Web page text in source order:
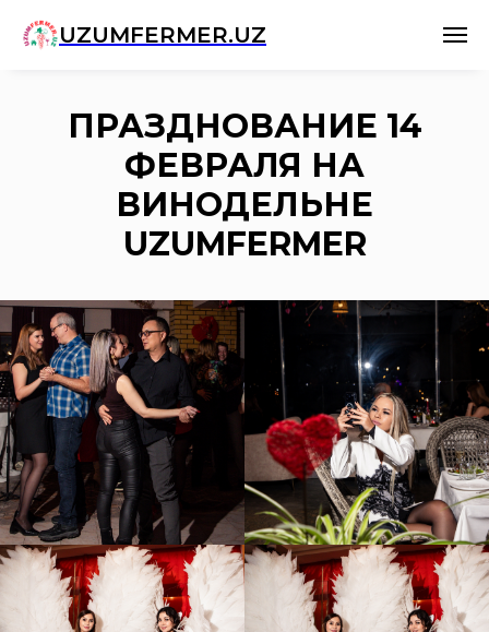
UZUMFERMER.UZ
ПРАЗДНОВАНИЕ 14
ФЕВРАЛЯ НА
ВИНОДЕЛЬНЕ
UZUMFERMER